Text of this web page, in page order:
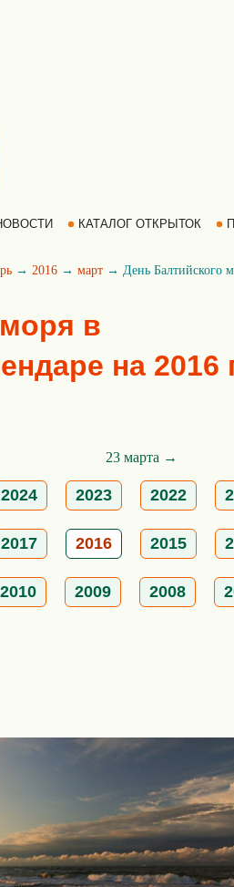
КАТАЛОГ ОТКРЫТОК
→ 2016 → март → День Балтийского
в
на 2016
23 марта →
2024 2023 2022
2017 2016 2015
2010 2009 2008